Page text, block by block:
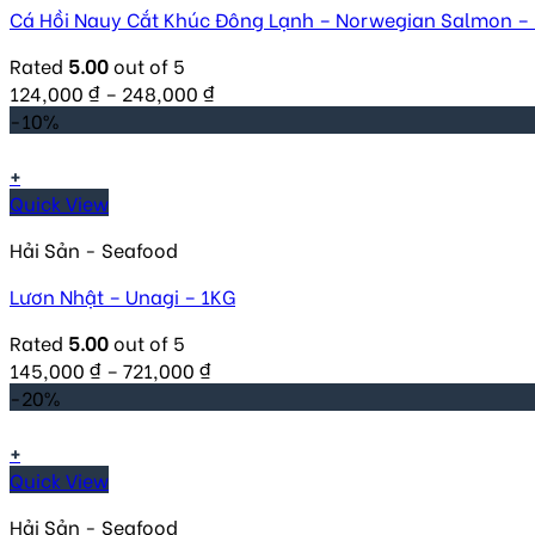
Cá Hồi Nauy Cắt Khúc Đông Lạnh – Norwegian Salmon –
Rated 5.00out of 5
124,000 ₫ – 248,000 ₫
-10%
+
Quick View
Hải Sản - Seafood
Lươn Nhật – Unagi – 1KG
Rated 5.00out of 5
145,000 ₫ – 721,000 ₫
-20%
+
Quick View
Hải Sản - Seafood